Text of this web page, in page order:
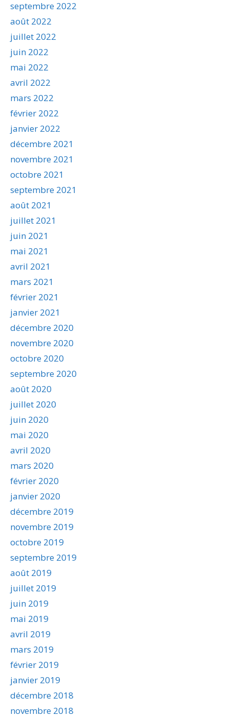
septembre 2022
août 2022
juillet 2022
juin 2022
mai 2022
avril 2022
mars 2022
février 2022
janvier 2022
décembre 2021
novembre 2021
octobre 2021
septembre 2021
août 2021
juillet 2021
juin 2021
mai 2021
avril 2021
mars 2021
février 2021
janvier 2021
décembre 2020
novembre 2020
octobre 2020
septembre 2020
août 2020
juillet 2020
juin 2020
mai 2020
avril 2020
mars 2020
février 2020
janvier 2020
décembre 2019
novembre 2019
octobre 2019
septembre 2019
août 2019
juillet 2019
juin 2019
mai 2019
avril 2019
mars 2019
février 2019
janvier 2019
décembre 2018
novembre 2018